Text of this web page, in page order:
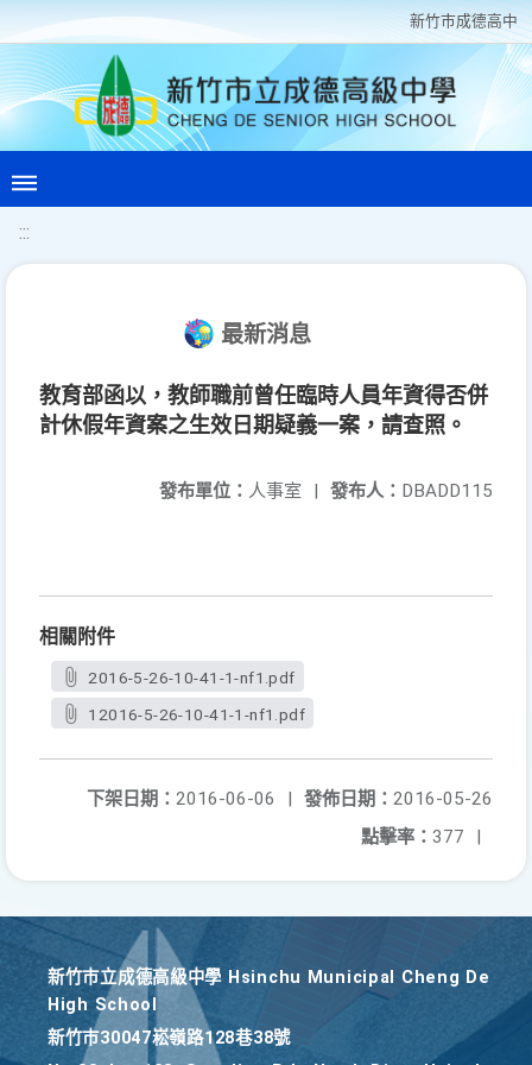
新竹巿成德高中
:::
最新消息
教育部函以，教師職前曾任臨時人員年資得否併
計休假年資案之生效日期疑義一案，請查照。
發布人： DBADD115
發布單位： 人事室 |
相關附件
2016-5-26-10-41-1-nf1.pdf
12016-5-26-10-41-1-nf1.pdf
發佈日期： 2016-05-26
下架日期： 2016-06-06
|
點擊率： 377 |
新竹巿立成德高級中學 Hsinchu Municipal Cheng De
High School
新竹巿30047崧嶺路128巷38號